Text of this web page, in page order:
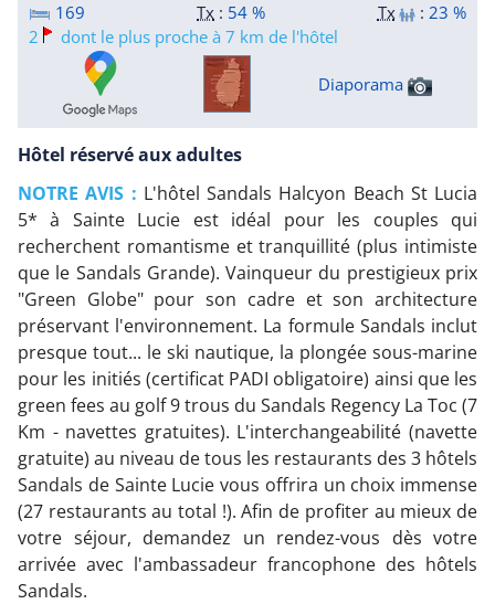
169
Tx : 54 % Tx : 23 %
2
dont le plus proche à 7 km de l'hôtel
Diaporama
Hôtel réservé aux adultes
NOTRE AVIS : L'hôtel Sandals Halcyon Beach St Lucia
5* à Sainte Lucie est idéal pour les couples qui
recherchent romantisme et tranquillité (plus intimiste
que le Sandals Grande). Vainqueur du prestigieux prix
"Green Globe" pour son cadre et son architecture
préservant l'environnement. La formule Sandals inclut
presque tout... le ski nautique, la plongée sous-marine
pour les initiés (certificat PADI obligatoire) ainsi que les
green fees au golf 9 trous du Sandals Regency La Toc (7
Km - navettes gratuites). L'interchangeabilité (navette
gratuite) au niveau de tous les restaurants des 3 hôtels
Sandals de Sainte Lucie vous offrira un choix immense
(27 restaurants au total !). Afin de profiter au mieux de
votre séjour, demandez un rendez-vous dès votre
arrivée avec l'ambassadeur francophone des hôtels
Sandals.